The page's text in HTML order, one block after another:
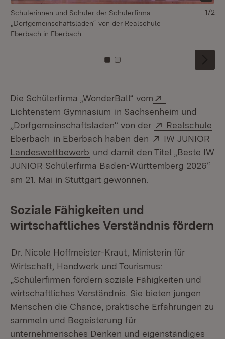
Schülerinnen und Schüler der Schülerfirma
„Dorfgemeinschaftsladen“ von der Realschule
Eberbach in Eberbach
Zu Kachel: 0
Zu Kachel: 1
1/2
Die Schülerfirma „WonderBall“ vom
Lichtenstern Gymnasium (Öffnet in neuem Fenster)
in Sachsenheim und
„Dorfgemeinschaftsladen“ von der
Extern:
Realschule
Eberbach (Öffnet in neuem Fenster)
in Eberbach haben den Extern:
IW JUNIOR
Landeswettbewerb (Öffnet in neuem Fenster)
und damit den Titel „Beste IW
JUNIOR Schülerfirma Baden-Württemberg 2026“
am 21. Mai in Stuttgart gewonnen.
Soziale Fähigkeiten und
wirtschaftliches Verständnis fördern
Dr. Nicole Hoffmeister-Kraut , Ministerin für
Wirtschaft, Handwerk und Tourismus:
„Schülerfirmen fördern soziale Fähigkeiten und
wirtschaftliches Verständnis. Sie bieten jungen
Menschen die Chance, praktische Erfahrungen zu
sammeln und Begeisterung für
unternehmerisches Denken und eigenständiges